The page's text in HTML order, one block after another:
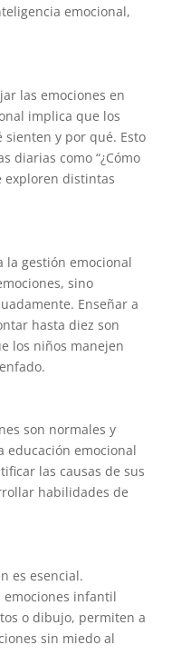
emocional,
las emociones en
implica que los
y por qué. Esto
diarias como “¿Cómo
exploren distintas
la gestión emocional
sino
Enseñar a
hasta diez son
los niños manejen
son normales y
educación emocional
las causas de sus
habilidades de
es esencial.
infantil
o dibujo, permiten a
sin miedo al